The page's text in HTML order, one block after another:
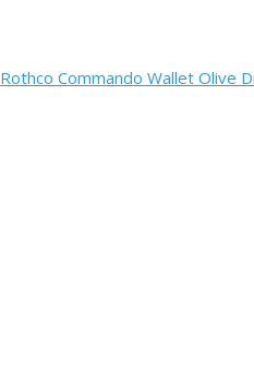
Rothco Commando Wallet Olive